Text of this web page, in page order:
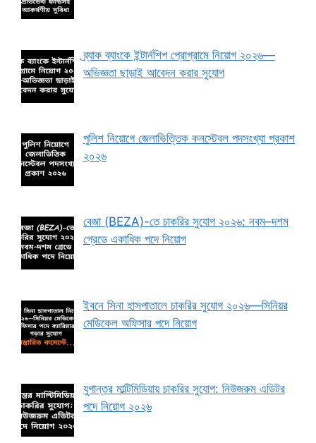
ব্র্যাক ব্যাংকে ইন্টার্নশিপ প্রোগ্রামে নিয়োগ ২০২৬—
অভিজ্ঞতা ছাড়াই আবেদন করার সুযোগ
পুলিশ নিয়োগে জেলাভিত্তিক কনস্টেবল পদসংখ্যা প্রকাশ
২০২৬
বেজা (BEZA)-তে চাকরির সুযোগ ২০২৬: নবম–দশম
গ্রেডে একাধিক পদে নিয়োগ
ইবনে সিনা হাসপাতালে চাকরির সুযোগ ২০২৬—সিনিয়র
মেডিকেল অফিসার পদে নিয়োগ
যুগান্তর মাল্টিমিডিয়ায় চাকরির সুযোগ: নিউজরুম এডিটর
পদে নিয়োগ ২০২৬